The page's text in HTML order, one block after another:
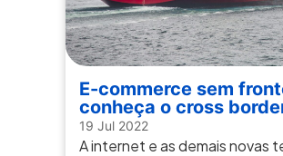
E-commerce sem
conheça o cross
19 Jul 2022
A internet e as demais novas